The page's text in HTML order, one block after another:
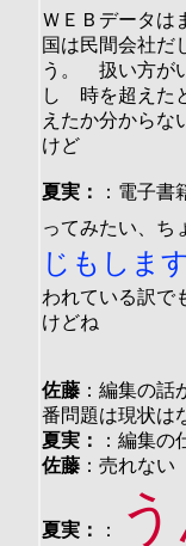
ＷＥＢデータは
国は民間会社
う。 扱い方が
し 時を超えた
えたか分から
けど
夏実：
：電子
ってみたい、ち
じもしま
われている訳で
けどね
佐藤 ：編集の
番問題は現状は
夏実：
：編集の
佐藤 ：売れない
夏実： ：